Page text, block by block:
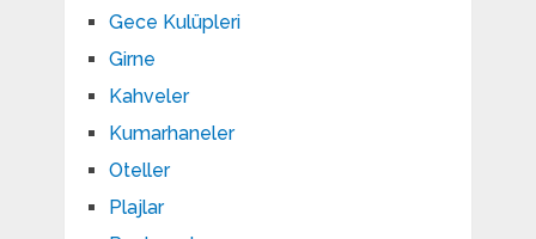
Gece Kulüpleri
Girne
Kahveler
Kumarhaneler
Oteller
Plajlar